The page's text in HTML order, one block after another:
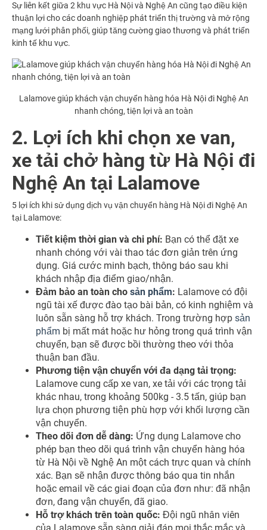
Sự liên kết giữa 2 khu vực Hà Nội và Nghệ An cũng tạo điều kiện
thuận lợi cho các doanh nghiệp phát triển thị trường và mở rộng
mạng lưới phân phối, giúp tăng cường giao thương và phát triển
kinh tế khu vực.
Lalamove giúp khách vận chuyển hàng hóa Hà Nội đi Nghệ An
nhanh chóng, tiện lợi và an toàn
2. Lợi ích khi chọn xe van,
xe tải chở hàng từ Hà Nội đi
Nghệ An tại Lalamove
5 lợi ích khi sử dụng dịch vụ vận chuyển hàng Hà Nội đi Nghệ An
tại Lalamove:
Tiết kiệm thời gian và chi phí: Bạn có thể đặt xe
nhanh chóng với vài thao tác đơn giản trên ứng
dụng. Giá cước minh bạch, thông báo sau khi
khách nhập địa điểm giao/nhận.
Đảm bảo an toàn cho sản phẩm: Lalamove có đội
ngũ tài xế được đào tạo bài bản, có kinh nghiệm và
luôn sẵn sàng hỗ trợ khách. Trong trường hợp sản
phẩm bị mất mát hoặc hư hỏng trong quá trình vận
chuyển, bạn sẽ được bồi thường theo với thỏa
thuận ban đầu.
Phương tiện vận chuyển với đa dạng tải trọng:
Lalamove cung cấp xe van, xe tải với các trọng tải
khác nhau, trong khoảng 500kg - 3.5 tấn, giúp bạn
lựa chọn phương tiện phù hợp với khối lượng cần
vận chuyển.
Theo dõi đơn dễ dàng: Ứng dụng Lalamove cho
phép bạn theo dõi quá trình vận chuyển hàng hóa
từ Hà Nội về Nghệ An một cách trực quan và chính
xác. Bạn sẽ nhận được thông báo qua tin nhắn
hoặc email về các giai đoạn của đơn như: đã nhận
đơn, đang vận chuyển, đã giao.
Hỗ trợ khách trên toàn quốc: Đội ngũ nhân viên